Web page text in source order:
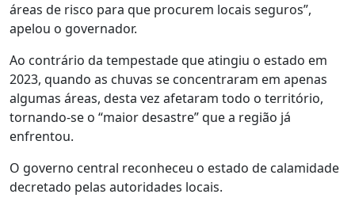
áreas de risco para que procurem locais seguros”,
apelou o governador.
Ao contrário da tempestade que atingiu o estado em
2023, quando as chuvas se concentraram em apenas
algumas áreas, desta vez afetaram todo o território,
tornando-se o “maior desastre” que a região já
enfrentou.
O governo central reconheceu o estado de calamidade
decretado pelas autoridades locais.